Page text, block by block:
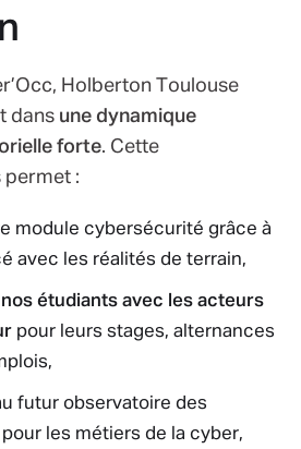
Holberton Toulouse
dans une dynamique
forte. Cette
:
module cybersécurité grâce à
avec les réalités de terrain,
étudiants avec les acteurs
pour leurs stages, alternances
futur observatoire des
les métiers de la cyber,